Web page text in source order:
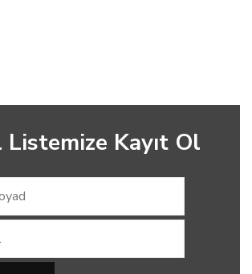
Listemize Kayıt Ol